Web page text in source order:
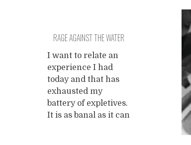
is iets abstracts maar
wij draaien gelijke
lampen in gelijke
fittingen ex nihilo
ben ik hier komen
wonen we brengen
dagelijks een kind
RAGE AGAINST THE WATER
CLOSET
I want to relate an
experience I had
today and that has
exhausted my
battery of expletives.
It is as banal as it can